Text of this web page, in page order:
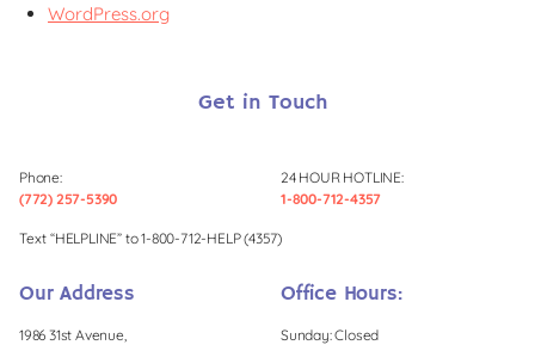
WordPress.org
Get in Touch
Phone:
(772) 257-5390
24 HOUR HOTLINE:
1-800-712-4357
Text “HELPLINE” to 1-800-712-HELP (4357)
Our Address
1986 31st Avenue,
Office Hours:
Sunday: Closed